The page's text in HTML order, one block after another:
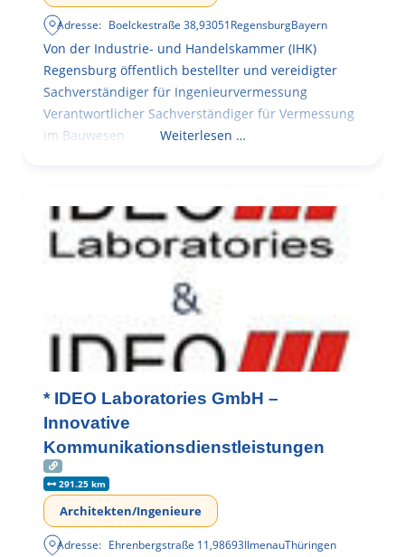
Adresse: Boelckestraße 38,93051RegensburgBayern
Von der Industrie- und Handelskammer (IHK)
Regensburg öffentlich bestellter und vereidigter
Sachverständiger für Ingenieurvermessung
Verantwortlicher Sachverständiger für Vermessung
im Bauwesen
Weiterlesen …
* IDEO Laboratories GmbH –
Innovative
Kommunikationsdienstleistungen
291.25 km
Architekten/Ingenieure
Adresse: Ehrenbergstraße 11,98693IlmenauThüringen